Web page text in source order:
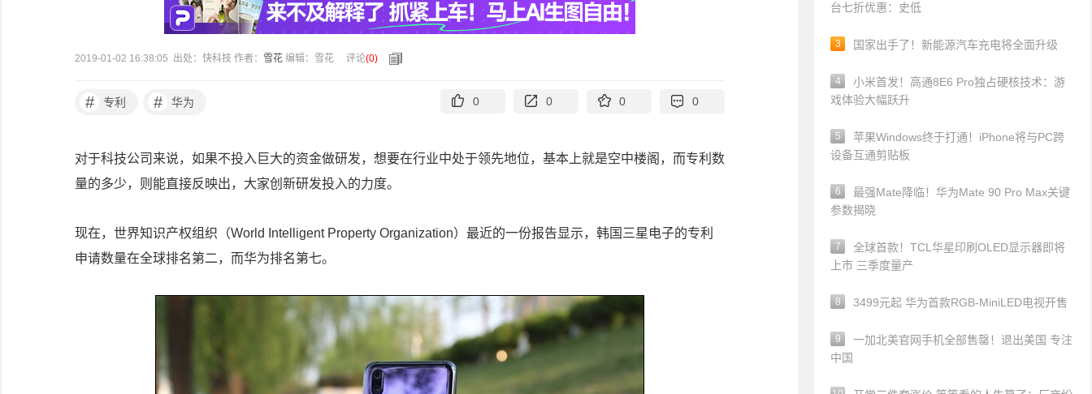
2019-01-02 16:38:05 出处：快科技 作者： 雪花 编辑：雪花 评论(0)
# 专利 # 华为 0 0 0 0
对于科技公司来说，如果不投入巨大的资金做研发，想要在行业中处于领先地位，基本上就是空中楼阁，而专利数
量的多少，则能直接反映出，大家创新研发投入的力度。
现在，世界知识产权组织（World Intelligent Property Organization）最近的一份报告显示，韩国三星电子的专利
申请数量在全球排名第二，而华为排名第七。
台七折优惠：史低
3 国家出手了！新能源汽车充电将全面升级
4
小米首发！高通8E6 Pro独占硬核技术：游
戏体验大幅跃升
5
苹果Windows终于打通！iPhone将与PC跨
设备互通剪贴板
6
最强Mate降临！华为Mate 90 Pro Max关键
参数揭晓
7
全球首款！TCL华星印刷OLED显示器即将
上市 三季度量产
8 3499元起 华为首款RGB-MiniLED电视开售
9
一加北美官网手机全部售罄！退出美国 专注
中国